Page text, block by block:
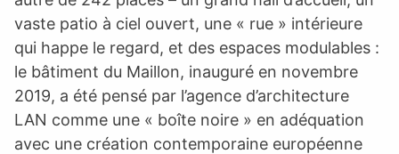
vaste patio à ciel ouvert, une « rue » intérieure
qui happe le regard, et des espaces modulables :
le bâtiment du Maillon, inauguré en novembre
2019, a été pensé par l’agence d’architecture
LAN comme une « boîte noire » en adéquation
avec une ­création contemporaine européenne